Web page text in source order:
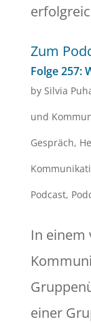
Zum
Folge 257:
by Silvia
und
Gespräch,
Podcast,
In
einer